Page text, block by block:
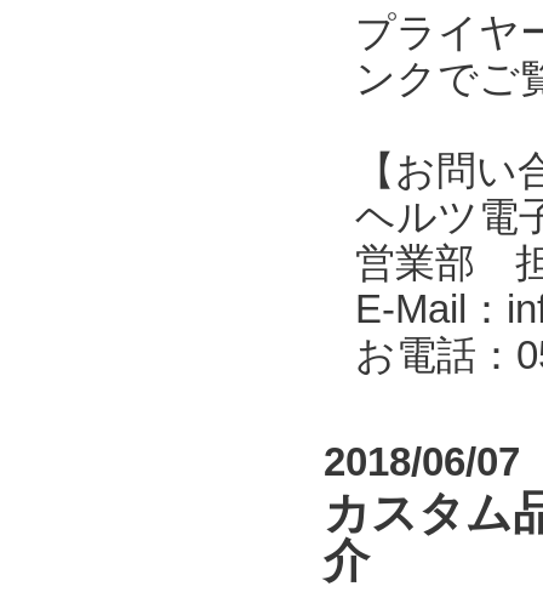
プライヤ
ンクでご
【お問い
ヘルツ電
営業部
E-Mail：
お電話：
2018/06/07
カスタム
介